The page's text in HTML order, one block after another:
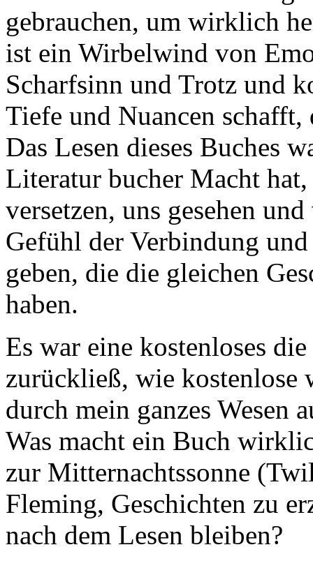
gebrauchen, um wirklich
ist ein Wirbelwind von
Scharfsinn und Trotz und
Tiefe und Nuancen
Das Lesen dieses Buches
Literatur bucher Macht
versetzen, uns gesehen
Gefühl der Verbindung
geben, die die gleichen
haben.
Es war eine kostenloses
zurückließ, wie kostenlose
durch mein ganzes Wesen
Was macht ein Buch
zur Mitternachtssonne
Fleming, Geschichten zu
nach dem Lesen bleiben?